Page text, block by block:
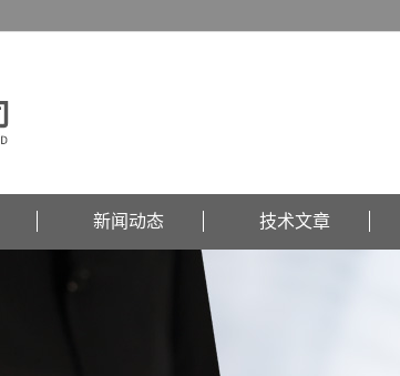
新闻动态 技术文章